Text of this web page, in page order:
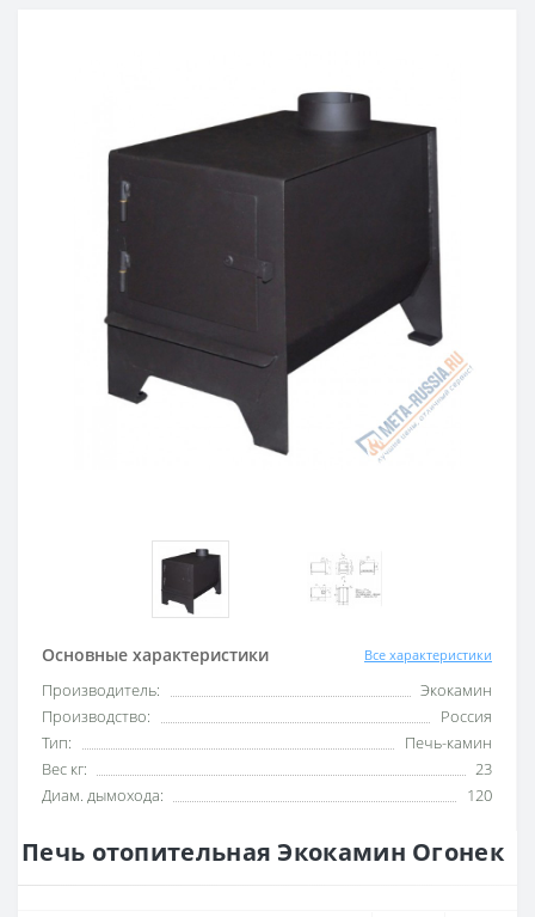
Основные характеристики Все характеристики
Производитель:
Экокамин
Производство:
Россия
Тип:
Печь-камин
Вес кг:
23
Диам. дымохода:
120
Печь отопительная Экокамин Огонек